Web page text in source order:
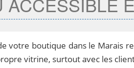
votre boutique dans le Marais
vitrine, surtout avec les